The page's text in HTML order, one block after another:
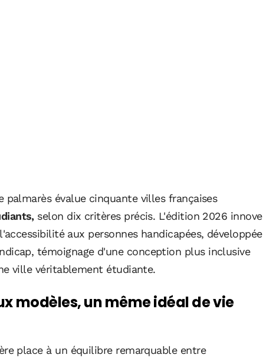
palmarès évalue cinquante villes françaises
selon dix critères précis. L'édition 2026 innove
aux personnes handicapées, développée
témoignage d'une conception plus inclusive
ville véritablement étudiante.
modèles, un même idéal de vie
place à un équilibre remarquable entre